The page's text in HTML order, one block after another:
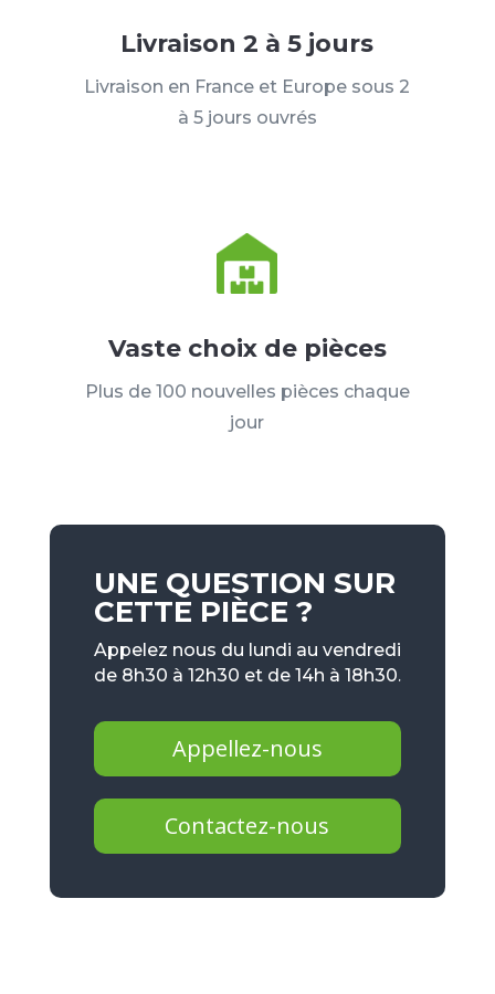
Livraison 2 à 5 jours
Livraison en France et Europe sous 2
à 5 jours ouvrés
Vaste choix de pièces
Plus de 100 nouvelles pièces chaque
jour
UNE QUESTION SUR
CETTE PIÈCE ?
Appelez nous du lundi au vendredi
de 8h30 à 12h30 et de 14h à 18h30.
Appellez-nous
Contactez-nous